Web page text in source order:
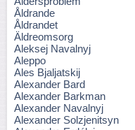
Åldrande
Åldrandet
Äldreomsorg
Aleksej Navalnyj
Aleppo
Ales Bjaljatskij
Alexander Bard
Alexander Barkman
Alexander Navalnyj
Alexander Solzjenitsyn